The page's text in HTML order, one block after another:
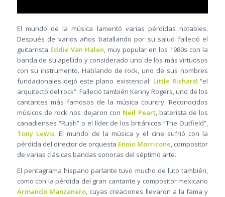
El mundo de la música lamentó varias pérdidas notables.
Después de varios años batallando por su salud falleció el
guitarrista Eddie Van Halen, muy popular en los 1980s con la
banda de su apellido y considerado uno de los más virtuosos
con su instrumento. Hablando de rock, uno de sus nombres
fundacionales dejó este plano existencial: Little Richard “el
arquitecto del rock”. Falleció también Kenny Rogers, uno de los
cantantes más famosos de la música country. Reconocidos
músicos de rock nos dejaron con Neil Peart, baterista de los
canadienses “Rush” o el líder de los británicos “The Outfield”,
Tony Lewis.El mundo de la música y el cine sufrió con la
pérdida del director de orquesta Ennio Morricone, compositor
de varias clásicas bandas sonoras del séptimo arte.
El pentagrama hispano parlante tuvo mucho de luto también,
como con la pérdida del gran cantante y compositor mexicano
Armando Manzanero, cuyas creaciones llevaron a la fama y